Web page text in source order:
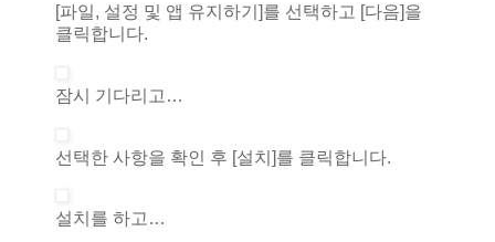
[파일, 설정 및 앱 유지하기]를 선택하고 [다음]을
클릭합니다.
잠시 기다리고…
선택한 사항을 확인 후 [설치]를 클릭합니다.
설치를 하고…